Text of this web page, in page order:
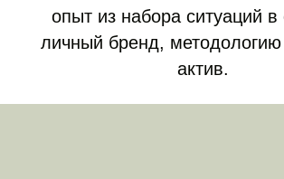
опыт из набора ситуаций
личный бренд, методологию
актив.